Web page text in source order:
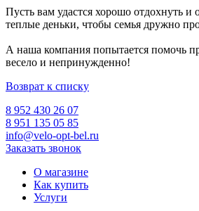
Пусть вам удастся хорошо отдохнуть и
теплые деньки, чтобы семья дружно
А наша компания попытается помочь
весело и непринужденно!
Возврат к списку
8 952 430 26 07
8 951 135 05 85
info@velo-opt-bel.ru
Заказать звонок
О магазине
Как купить
Услуги